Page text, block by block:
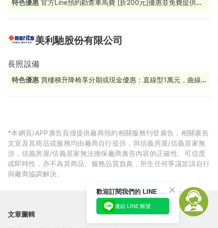
特色優惠 官方Line預約勘查車馬費 [折200元]優惠並免費提供居
美利馳股份有限公司
長照設備
特色優惠 買樓梯升降椅享分期或現金優惠：直線型1萬元，曲線
*本網頁/APP廣告頁僅提供廠商預約相關服務刊登廣告，相關廣告
文宣及其商品或服務均由廠商自行提供，與信義房屋/信義居家無
涉，信義房屋/信義居家無法擔保廠商廣告內容的正確性、可信度
或即時性，亦不為其商品、服務品質負責，所生任何爭議皆請自行
與廠商協調解決。
文章圖輯
歡迎訂閱我們的 LINE 官方帳號
連結 LINE 帳號